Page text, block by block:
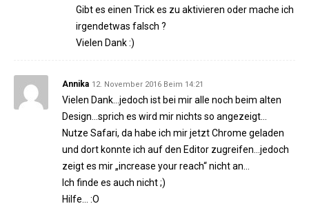
Gibt es einen Trick es zu aktivieren oder mache ich
irgendetwas falsch ?
Vielen Dank :)
Annika 12. November 2016 Beim 14:21
Vielen Dank…jedoch ist bei mir alle noch beim alten
Design…sprich es wird mir nichts so angezeigt…
Nutze Safari, da habe ich mir jetzt Chrome geladen
und dort konnte ich auf den Editor zugreifen…jedoch
zeigt es mir „increase your reach“ nicht an…
Ich finde es auch nicht ;)
Hilfe… :O